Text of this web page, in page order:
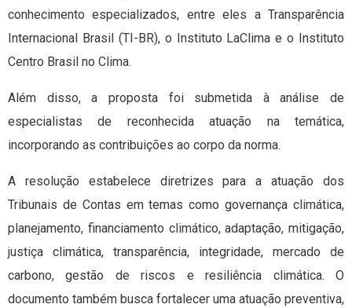
conhecimento especializados, entre eles a Transparência
Internacional Brasil (TI-BR), o Instituto LaClima e o Instituto
Centro Brasil no Clima.
Além disso, a proposta foi submetida à análise de
especialistas de reconhecida atuação na temática,
incorporando as contribuições ao corpo da norma.
A resolução estabelece diretrizes para a atuação dos
Tribunais de Contas em temas como governança climática,
planejamento, financiamento climático, adaptação, mitigação,
justiça climática, transparência, integridade, mercado de
carbono, gestão de riscos e resiliência climática. O
documento também busca fortalecer uma atuação preventiva,